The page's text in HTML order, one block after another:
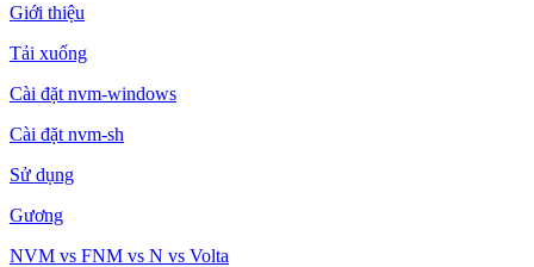
Giới thiệu
Tải xuống
Cài đặt nvm-windows
Cài đặt nvm-sh
Sử dụng
Gương
NVM vs FNM vs N vs Volta